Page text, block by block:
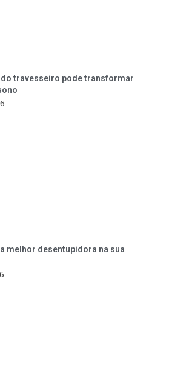
travesseiro pode transformar
melhor desentupidora na sua